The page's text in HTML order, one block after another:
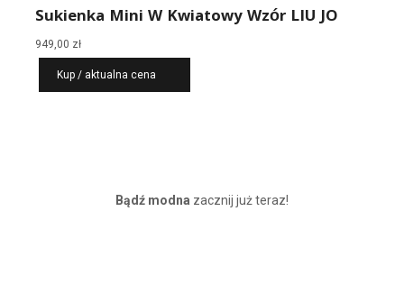
Sukienka Mini W Kwiatowy Wzór LIU JO
949,00 zł
Kup / aktualna cena
Bądź modna zacznij już teraz!